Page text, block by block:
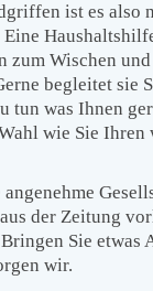
ist es also
Wischen
begleitet sie
was Ihnen
wie Sie
der Zeitung
Sie etwas
wir.